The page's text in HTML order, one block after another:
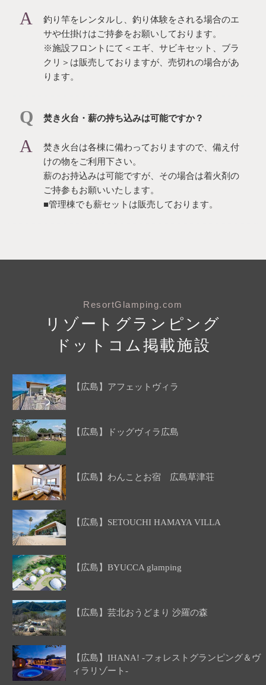
釣り竿をレンタルし、釣り体験をされる場合のエ
サや仕掛けはご持参をお願いしております。
※施設フロントにて＜エギ、サビキセット、ブラ
クリ＞は販売しておりますが、売切れの場合があ
ります。
焚き火台・薪の持ち込みは可能ですか？
焚き火台は各棟に備わっておりますので、備え付
けの物をご利用下さい。
薪のお持込みは可能ですが、その場合は着火剤の
ご持参もお願いいたします。
■管理棟でも薪セットは販売しております。
ResortGlamping.com
リゾートグランピング
ドットコム掲載施設
【広島】アフェットヴィラ
【広島】ドッグヴィラ広島
【広島】わんことお宿 広島草津荘
【広島】SETOUCHI HAMAYA VILLA
【広島】BYUCCA glamping
【広島】芸北おうどまり 沙羅の森
【広島】IHANA! -フォレストグランピング＆ヴ
ィラリゾート-